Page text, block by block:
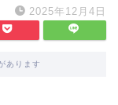
2025年12月4日
あります